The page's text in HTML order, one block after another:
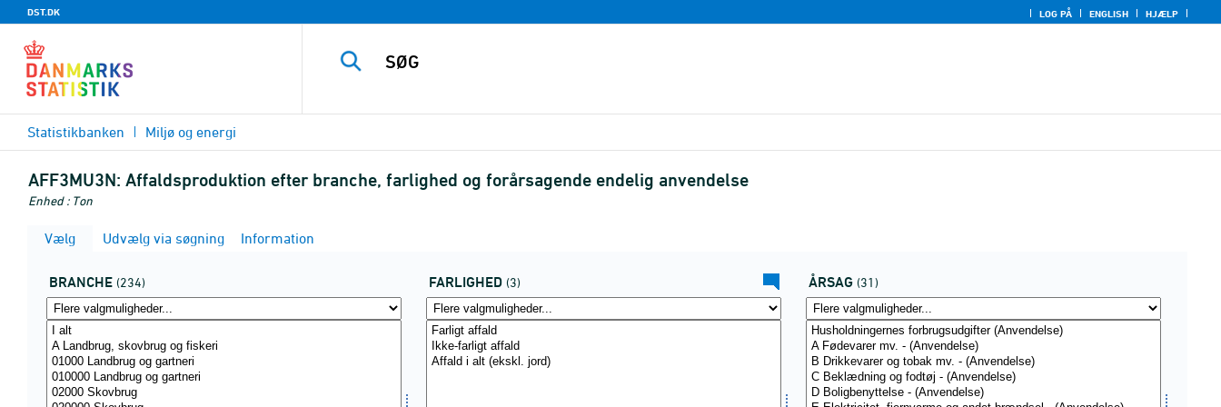
DST.DK LOG PÅ ENGLISH HJÆLP
Statistikbanken Miljø og energi
AFF3MU3N: Affaldsproduktion efter branche, farlighed og forårsagende endelig anvendelse
Enhed : Ton
Vælg Udvælg via søgning Information
BRANCHE (234) FARLIGHED (3) ÅRSAG (31)